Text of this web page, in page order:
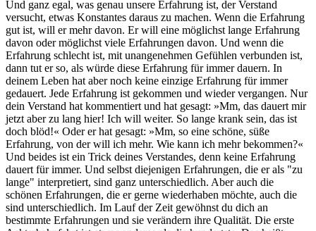
Und ganz egal, was genau unsere Erfahrung ist, der Verstand
versucht, etwas Konstantes daraus zu machen. Wenn die Erfahrung
gut ist, will er mehr davon. Er will eine möglichst lange Erfahrung
davon oder möglichst viele Erfahrungen davon. Und wenn die
Erfahrung schlecht ist, mit unangenehmen Gefühlen verbunden ist,
dann tut er so, als würde diese Erfahrung für immer dauern. In
deinem Leben hat aber noch keine einzige Erfahrung für immer
gedauert. Jede Erfahrung ist gekommen und wieder vergangen. Nur
dein Verstand hat kommentiert und hat gesagt: »Mm, das dauert mir
jetzt aber zu lang hier! Ich will weiter. So lange krank sein, das ist
doch blöd!« Oder er hat gesagt: »Mm, so eine schöne, süße
Erfahrung, von der will ich mehr. Wie kann ich mehr bekommen?«
Und beides ist ein Trick deines Verstandes, denn keine Erfahrung
dauert für immer. Und selbst diejenigen Erfahrungen, die er als "zu
lange" interpretiert, sind ganz unterschiedlich. Aber auch die
schönen Erfahrungen, die er gerne wiederhaben möchte, auch die
sind unterschiedlich. Im Lauf der Zeit gewöhnst du dich an
bestimmte Erfahrungen und sie verändern ihre Qualität. Die erste